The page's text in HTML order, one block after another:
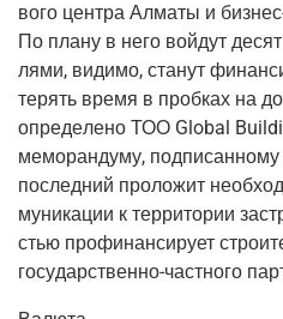
во­го цен­тра Алма­ты и
По пла­ну в него вой­дут
ля­ми, види­мо, ста­нут
терять вре­мя в проб­ках на
опре­де­ле­но ТОО Global
мемо­ран­ду­му,
послед­ний про­ло­жит
му­ни­ка­ции к тер­ри­то­рии
стью про­фи­нан­си­ру­ет
госу­дар­ствен­но-част­но­го